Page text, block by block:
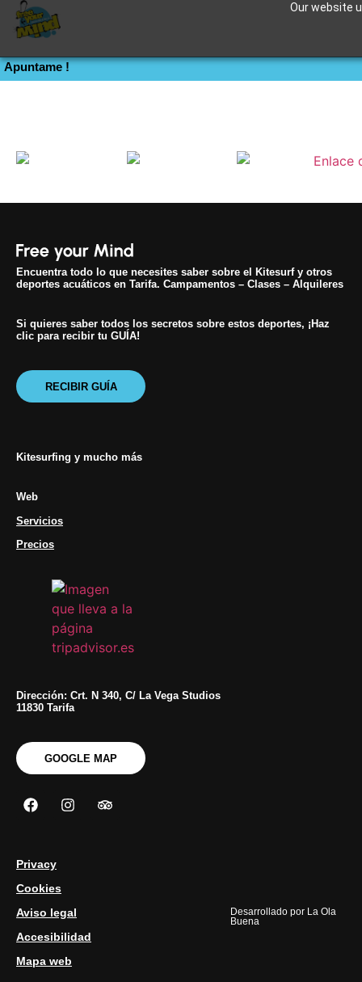
Our website
Apuntame !
ICONS FyM
Encuentra todo lo que necesites saber sobre el Kitesurf y otros
deportes acuáticos en Tarifa. Campamentos – Clases – Alquileres
Si quieres saber todos los secretos sobre estos deportes, ¡Haz
clic para recibir tu GUÍA!
RECIBIR GUÍA
Kitesurfing y mucho más
Web
Servicios
Precios
Dirección: Crt. N 340, C/ La Vega Studios
11830 Tarifa
GOOGLE MAP
Privacy
Cookies
Aviso legal
Accesibilidad
Mapa web
Desarrollado por La Ola
Buena